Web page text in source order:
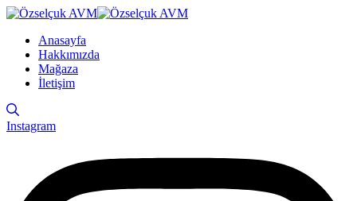
Anasayfa
Hakkımızda
Mağaza
İletişim
Instagram